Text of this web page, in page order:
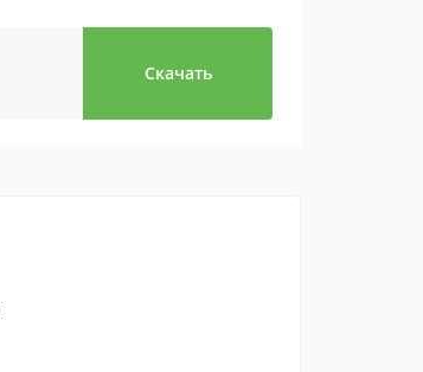
Скачать